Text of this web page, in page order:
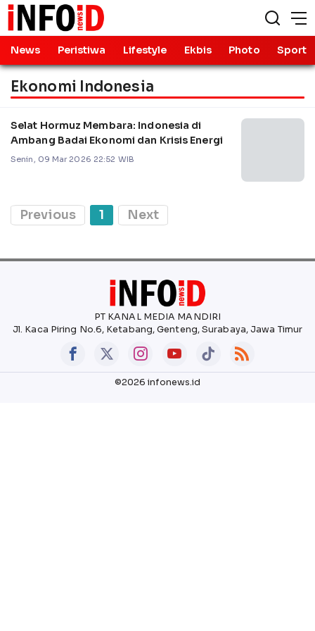
News Peristiwa Lifestyle Ekbis Photo Sport
Ekonomi Indonesia
Selat Hormuz Membara: Indonesia di
Ambang Badai Ekonomi dan Krisis Energi
Senin, 09 Mar 2026 22:52 WIB
Previous 1 Next
PT KANAL MEDIA MANDIRI
Jl. Kaca Piring No.6, Ketabang, Genteng, Surabaya, Jawa Timur
©2026 infonews.id